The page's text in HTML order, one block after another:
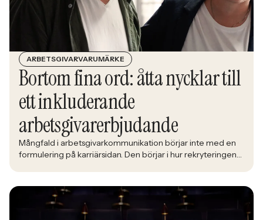
ARBETSGIVARVARUMÄRKE
Bortom fina ord: åtta nycklar till
ett inkluderande
arbetsgivarerbjudande
Mångfald i arbetsgivarkommunikation börjar inte med en
formulering på karriärsidan. Den börjar i hur rekryteringen
mer medvetna, regelverken skärps och konkurrensen om
rätt kompetens förändras räcker det inte längre att säga
att alla är välkomna. Arbetsgivare behöver kunna visa vad